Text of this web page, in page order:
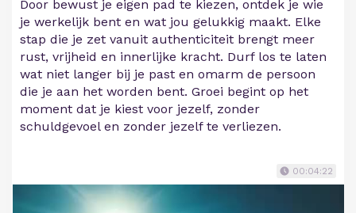
Door bewust je eigen pad te kiezen, ontdek je wie
je werkelijk bent en wat jou gelukkig maakt. Elke
stap die je zet vanuit authenticiteit brengt meer
rust, vrijheid en innerlijke kracht. Durf los te laten
wat niet langer bij je past en omarm de persoon
die je aan het worden bent. Groei begint op het
moment dat je kiest voor jezelf, zonder
schuldgevoel en zonder jezelf te verliezen.
00:04:22